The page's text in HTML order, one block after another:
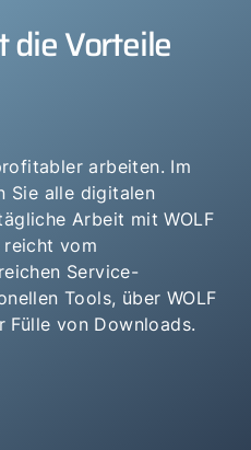
die Vorteile
arbeiten. Im
Sie alle digitalen
Arbeit mit WOLF
vom
Service-
Tools, über WOLF
Fülle von Downloads.